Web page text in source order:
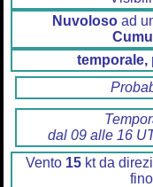
Nuvolosoad
temporale,
dal 09 alle 16
Vento 15 kt da